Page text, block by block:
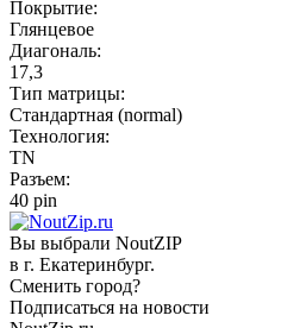
Покрытие:
Глянцевое
Диагональ:
17,3
Тип матрицы:
Стандартная (normal)
Технология:
TN
Разъем:
40 pin
Вы выбрали NoutZIP
в г. Екатеринбург.
Сменить город?
Подписаться на новости